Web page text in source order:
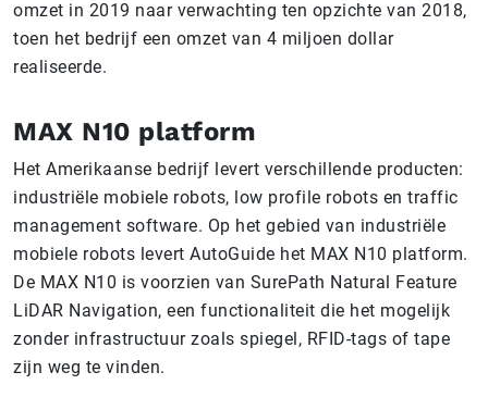
omzet in 2019 naar verwachting ten opzichte van 2018,
toen het bedrijf een omzet van 4 miljoen dollar
realiseerde.
MAX N10 platform
Het Amerikaanse bedrijf levert verschillende producten:
industriële mobiele robots, low profile robots en traffic
management software. Op het gebied van industriële
mobiele robots levert AutoGuide het MAX N10 platform.
De MAX N10 is voorzien van SurePath Natural Feature
LiDAR Navigation, een functionaliteit die het mogelijk
zonder infrastructuur zoals spiegel, RFID-tags of tape
zijn weg te vinden.